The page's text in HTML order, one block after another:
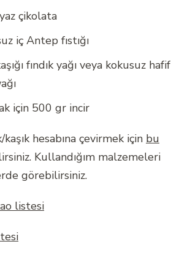
çikolata
iç Antep fıstığı
fındık yağı veya kokusuz hafif
için 500 gr incir
hesabına çevirmek için bu
Kullandığım malzemeleri
görebilirsiniz.
listesi